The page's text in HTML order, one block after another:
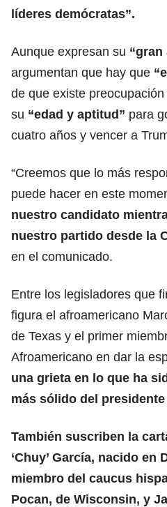
líderes demócratas”.
Aunque expresan su “gran
argumentan que hay que
de que existe
su “edad y aptitud” para
cuatro años y vencer a
“Creemos que lo más
puede hacer en este
nuestro candidato
nuestro partido desde la
en el comunicado.
Entre los legisladores que
figura el afroamericano
de Texas y el primer
Afroamericano en dar la
una grieta en lo que ha
más sólido del
También suscriben la
‘Chuy’ García, nacido en
miembro del caucus
Pocan, de Wisconsin, y